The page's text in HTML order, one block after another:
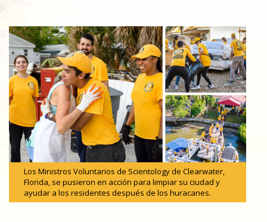
Los Ministros Voluntarios de Scientology de Clearwater,
Florida, se pusieron en acción para limpiar su ciudad y
ayudar a los residentes después de los huracanes.